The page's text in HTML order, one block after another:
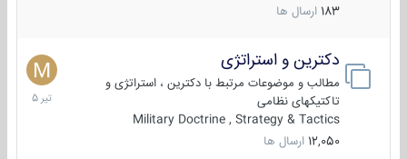
183 ارسال ها
دکترین و استراتژی
مطالب و موضوعات مرتبط با دکترین ، استراتژی و
تاکتیکهای نظامی
Military Doctrine , Strategy & Tactics
12,050 ارسال ها
27
تیر
1405